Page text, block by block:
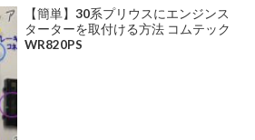
【簡単】30系プリウスにエンジンス
ターターを取付ける方法 コムテック
WR820PS